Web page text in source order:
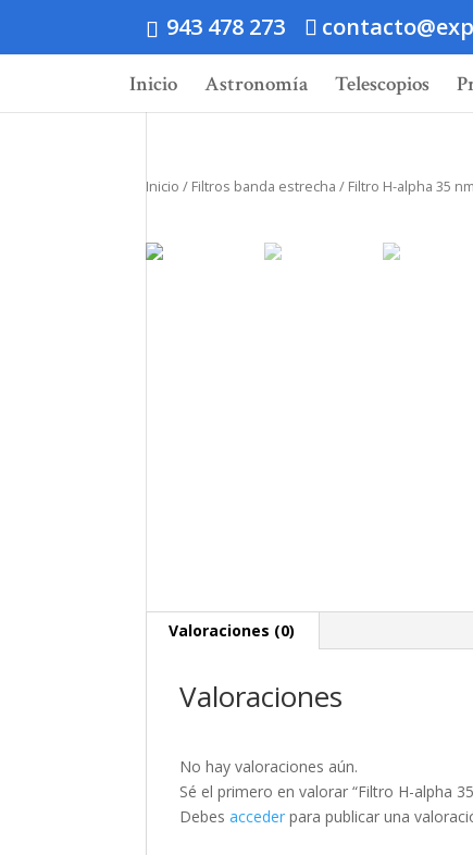
943 478 273
Inicio Astronomía Telescopios
Inicio / Filtros banda estrecha / Filtro H-alpha 35
Valoraciones (0)
Valoraciones
No hay valoraciones aún.
Sé el primero en valorar “Filtro H-alpha
Debesacceder para publicar una